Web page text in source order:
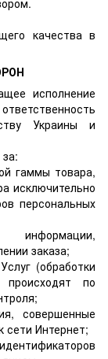
качества в
исполнение
Украины и
гаммы товара,
исключительно
персональных
заказа;
(обработки
по
совершенные
сети Интернет;